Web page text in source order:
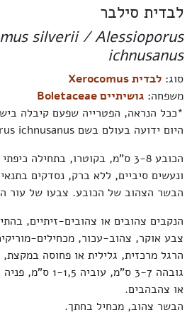
לבדית סילבר
silverii / Alessioporus
ichnusanus
סוג:לבדית Xerocomus
משפחה:גושיתיים Boletaceae
*ככל הנראה, הפטרייה שפעם קיבלה
היום ידועה בעולם בשם Alessioporus ichnusanus.
הכובע 3-8 ס"מ, בקוטרו, בתחילה
ונעשים סיביים, ללא ברק, נסדקים בתנאי
הבשר הצהוב של הכובע. צבעו של עור
הנקבים צהובים או צהובים-זיתיים,
צבע אוקר, צהוב-עכור, מכחילים-
הרגל מרכזית, גלילית או פחוסה במקצת,
גובהה 3-7 ס"מ, עוביה
או צהבהבים.
הבשר צהוב, מכחיל בחתך.